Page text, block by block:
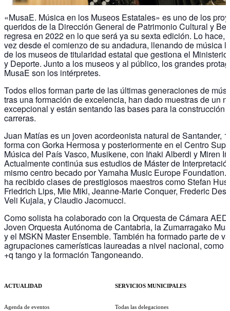
«MusaE. Música en los Museos Estatales» es uno de los
queridos de la Dirección General de Patrimonio Cultural y
regresa en 2022 en lo que será ya su sexta edición. Lo hace,
vez desde el comienzo de su andadura, llenando de música
de los museos de titularidad estatal que gestiona el
y Deporte. Junto a los museos y al público, los grandes
MusaE son los intérpretes.
Todos ellos forman parte de las últimas generaciones de
tras una formación de excelencia, han dado muestras de un
excepcional y están sentando las bases para la construcción
carreras.
Juan Matías es un joven acordeonista natural de Santander,
forma con Gorka Hermosa y posteriormente en el Centro
Música del País Vasco, Musikene, con Iñaki Alberdi y Miren
Actualmente continúa sus estudios de Máster de
mismo centro becado por Yamaha Music Europe Foundation.
ha recibido clases de prestigiosos maestros como Stefan
Friedrich Lips, Mie Miki, Jeanne-Marie Conquer, Frederic
Veli Kujala, y Claudio Jacomucci.
Como solista ha colaborado con la Orquesta de Cámara
Joven Orquesta Autónoma de Cantabria, la Zumarragako
y el MSKN Master Ensemble. También ha formado parte de
agrupaciones camerísticas laureadas a nivel nacional, como
+q tango y la formación Tangoneando.
ACTUALIDAD
Agenda de eventos
SERVICIOS MUNICIPALES
Todas las delegaciones